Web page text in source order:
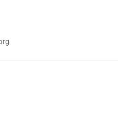
Marschlager in Sachsen Anhalt